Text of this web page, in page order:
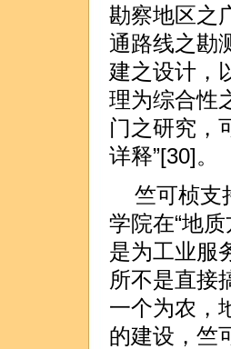
勘察地区之
通路线之勘
建之设计，
理为综合性
门之研究，
详释”[30]。
竺可桢支
学院在“地
是为工业服
所不是直接
一个为农，
的建设，竺